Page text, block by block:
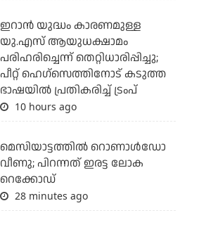
ഇറാന്‍ യുദ്ധം കാരണമുള്ള
യു.എസ് ആയുധക്ഷാമം
പരിഹരിച്ചെന്ന് തെറ്റിധാരിപ്പിച്ചു;
പീറ്റ് ഹെഗ്‌സെത്തിനോട് കടുത്ത
ഭാഷയില്‍ പ്രതികരിച്ച് ട്രംപ്
10 hours ago
മെസിയാട്ടത്തില്‍ റൊണാള്‍ഡോ
വീണു; പിറന്നത് ഇരട്ട ലോക
റെക്കോഡ്
28 minutes ago